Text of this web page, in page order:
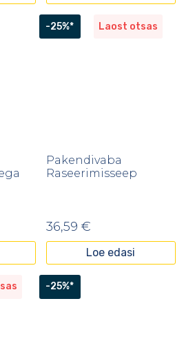
-25%* Laost otsas
Pakendivaba
Raseerimisseep
36,59 €
Loe edasi
-25%*